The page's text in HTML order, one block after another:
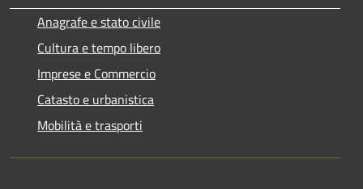
Anagrafe e stato civile
Cultura e tempo libero
Imprese e Commercio
Catasto e urbanistica
Mobilità e trasporti